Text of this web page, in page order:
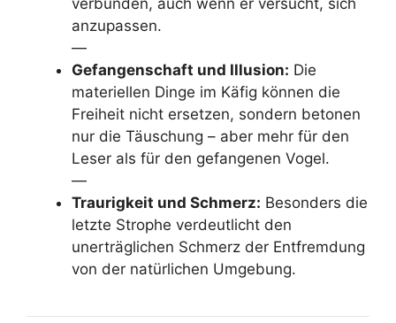
anzupassen.
—
Gefangenschaft und Illusion: Die
materiellen Dinge im Käfig können die
Freiheit nicht ersetzen, sondern betonen
nur die Täuschung – aber mehr für den
Leser als für den gefangenen Vogel.
—
Traurigkeit und Schmerz: Besonders die
letzte Strophe verdeutlicht den
unerträglichen Schmerz der Entfremdung
von der natürlichen Umgebung.